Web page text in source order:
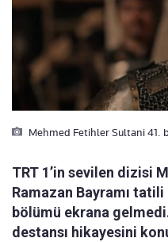
Mehmed Fetihler Sultani 41.
TRT 1’in sevilen dizisi
Ramazan Bayramı
bölümü ekrana
destansı hikayesini